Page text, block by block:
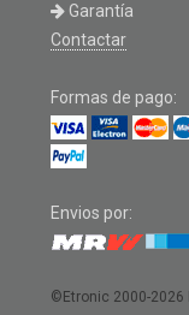
Garantía
Contactar
Formas de pago:
Envios por:
©Etronic 2000-2026